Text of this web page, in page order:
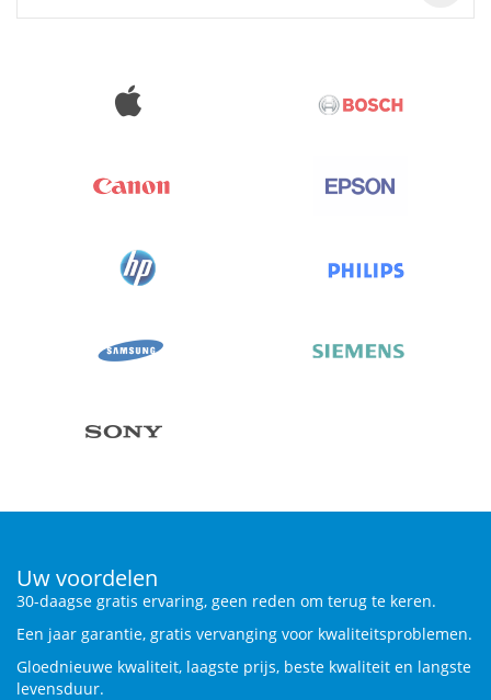
Uw voordelen
30-daagse gratis ervaring, geen reden om terug te keren.
Een jaar garantie, gratis vervanging voor kwaliteitsproblemen.
Gloednieuwe kwaliteit, laagste prijs, beste kwaliteit en langste
levensduur.